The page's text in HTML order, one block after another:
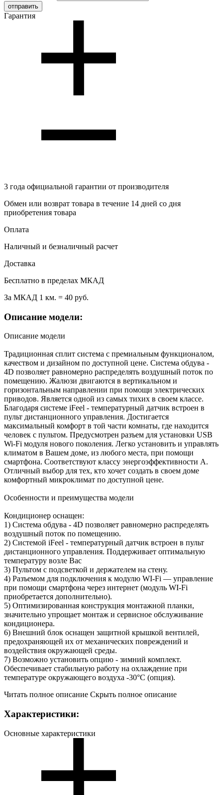
Гарантия
3 года официальной гарантии от производителя
Обмен или возврат товара в течение 14 дней со дня
приобретения товара
Оплата
Наличный и безналичный расчет
Доставка
Бесплатно в пределах МКАД
За МКАД 1 км. = 40 руб.
Описание модели:
Описание модели
Традиционная сплит система с премиальным функционалом,
качеством и дизайном по доступной цене. Система обдува -
4D позволяет равномерно распределять воздушный поток по
помещению. Жалюзи двигаются в вертикальном и
горизонтальным направлении при помощи электрических
приводов. Является одной из самых тихих в своем классе.
Благодаря системе iFeel - температурный датчик встроен в
пульт дистанционного управления. Достигается
максимальный комфорт в той части комнаты, где находится
человек с пультом. Предусмотрен разъем для установки USB
Wi-Fi модуля нового поколения. Легко установить и управлять
климатом в Вашем доме, из любого места, при помощи
смартфона. Соответствуют классу энергоэффективности A.
Отличный выбор для тех, кто хочет создать в своем доме
комфортный микроклимат по доступной цене.
Особенности и преимущества модели
Кондиционер оснащен:
1) Система обдува - 4D позволяет равномерно распределять
воздушный поток по помещению.
2) Системой iFeel - температурный датчик встроен в пульт
дистанционного управления. Поддерживает оптимальную
температуру возле Вас
3) Пультом с подсветкой и держателем на стену.
4) Разъемом для подключения к модулю WI-Fi — управление
при помощи смартфона через интернет (модуль WI-Fi
приобретается дополнительно).
5) Оптимизированная конструкция монтажной планки,
значительно упрощает монтаж и сервисное обслуживание
кондиционера.
6) Внешний блок оснащен защитной крышкой вентилей,
предохраняющей их от механических повреждений и
воздействия окружающей среды.
7) Возможно установить опцию - зимний комплект.
Обеспечивает стабильную работу на охлаждение при
температуре окружающего воздуха -30°С (опция).
Читать полное описание Скрыть полное описание
Характеристики:
Основные характеристики